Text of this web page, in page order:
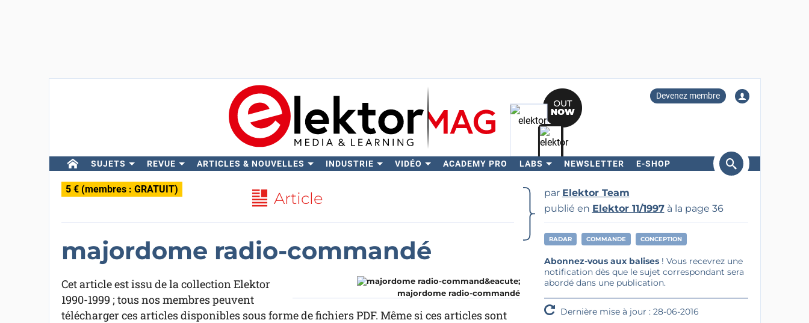
Devenez membre
SUJETS REVUE ARTICLES & NOUVELLES INDUSTRIE VIDÉO ACADEMY PRO LABS NEWSLETTER E-SHOP
Rechercher
5 € (membres : GRATUIT) Article
majordome radio-commandé
majordome radio-commandé
Cet article est issu de la collection Elektor
1990-1999 ; tous nos membres peuvent
télécharger ces articles disponibles sous forme de fichiers PDF. Même si ces articles sont
par Elektor Team
publié en Elektor 11/1997à la page 36
RADAR COMMANDE CONCEPTION
Abonnez-vous aux balises! Vous recevrez une
notification dès que le sujet correspondant sera
abordé dans une publication.
Dernière mise à jour : 28-06-2016